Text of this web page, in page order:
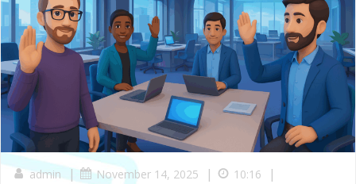
admin | November 14, 2025 | 10:16 |